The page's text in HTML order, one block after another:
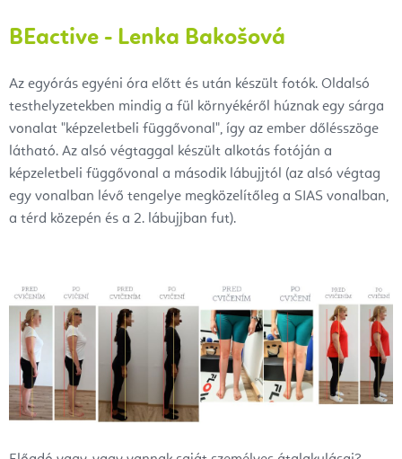
BEactive - Lenka Bakošová
Az egyórás egyéni óra előtt és után készült fotók. Oldalsó
testhelyzetekben mindig a fül környékéről húznak egy sárga
vonalat "képzeletbeli függővonal", így az ember dőlésszöge
látható. Az alsó végtaggal készült alkotás fotóján a
képzeletbeli függővonal a második lábujjtól (az alsó végtag
egy vonalban lévő tengelye megközelítőleg a SIAS vonalban,
a térd közepén és a 2. lábujjban fut).